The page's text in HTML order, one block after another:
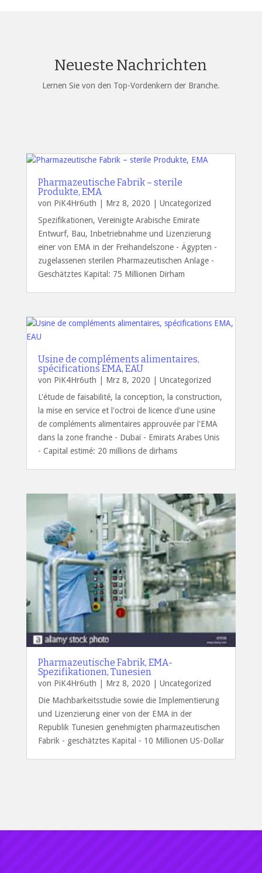
Neueste Nachrichten
Lernen Sie von den Top-Vordenkern der Branche.
Pharmazeutische Fabrik – sterile
Produkte, EMA
von PiK4Hr6uth Mrz 8, 2020
Uncategorized
Spezifikationen, Vereinigte Arabische Emirate
Entwurf, Bau, Inbetriebnahme und Lizenzierung
einer von EMA in der Freihandelszone - Ägypten -
zugelassenen sterilen Pharmazeutischen Anlage -
Geschätztes Kapital: 75 Millionen Dirham
Usine de compléments alimentaires,
spécifications EMA, EAU
von PiK4Hr6uth Mrz 8, 2020
Uncategorized
L'étude de faisabilité, la conception, la construction,
la mise en service et l'octroi de licence d'une usine
de compléments alimentaires approuvée par l'EMA
dans la zone franche - Dubaï - Emirats Arabes Unis
- Capital estimé: 20 millions de dirhams
Pharmazeutische Fabrik, EMA-
Spezifikationen, Tunesien
von PiK4Hr6uth Mrz 8, 2020
Uncategorized
Die Machbarkeitsstudie sowie die Implementierung
und Lizenzierung einer von der EMA in der
Republik Tunesien genehmigten pharmazeutischen
Fabrik - geschätztes Kapital - 10 Millionen US-Dollar